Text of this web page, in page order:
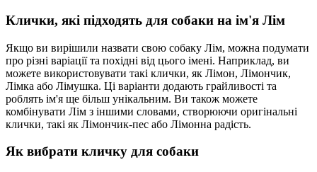
Клички, які підходять для собаки на ім'я Лім
Якщо ви вирішили назвати свою собаку Лім, можна подумати
про різні варіації та похідні від цього імені. Наприклад, ви
можете використовувати такі клички, як Лімон, Лімончик,
Лімка або Лімушка. Ці варіанти додають грайливості та
роблять ім'я ще більш унікальним. Ви також можете
комбінувати Лім з іншими словами, створюючи оригінальні
клички, такі як Лімончик-пес або Лімонна радість.
Як вибрати кличку для собаки